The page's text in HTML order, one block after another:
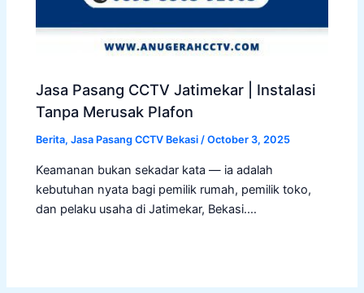
Jasa Pasang CCTV Jatimekar | Instalasi
Tanpa Merusak Plafon
Berita,Jasa Pasang CCTV Bekasi /October 3, 2025
Keamanan bukan sekadar kata — ia adalah
kebutuhan nyata bagi pemilik rumah, pemilik toko,
dan pelaku usaha di Jatimekar, Bekasi.…